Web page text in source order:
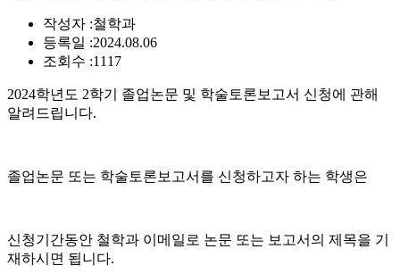
작성자 :철학과
등록일 :2024.08.06
조회수 :1117
2024학년도 2학기 졸업논문 및 학술토론보고서 신청에 관해
알려드립니다.
졸업논문 또는 학술토론보고서를 신청하고자 하는 학생은
신청기간동안 철학과 이메일로 논문 또는 보고서의 제목을 기
재하시면 됩니다.